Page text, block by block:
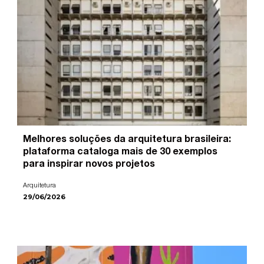
Melhores soluções da arquitetura brasileira:
plataforma cataloga mais de 30 exemplos
para inspirar novos projetos
Arquitetura
29/06/2026